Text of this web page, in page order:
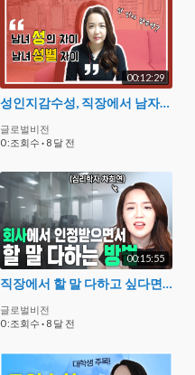
00:12:29
성인지감수성, 직장에서 남자들이 차별받는다?
글로벌비전
0 :조회수 · 8 달 전
00:15:55
직장에서 할 말 다하고 싶다면? 화를 참기만 하는 사람들이 들어야할 조언_ 차희연 박사의 직장만사 #2
글로벌비전
0 :조회수 · 8 달 전